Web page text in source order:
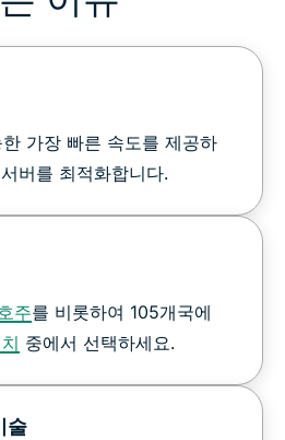
가장 빠른 속도를 제공하
버를 최적화합니다.
주를 비롯하여 105개국에
중에서 선택하세요.
술